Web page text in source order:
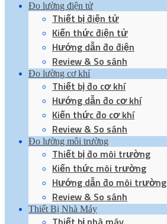
Đo lường điện tử
Thiết bị điện tử
Kiến thức điện tử
Hướng dẫn đo điện
Review & So sánh
Đo lường cơ khí
Thiết bị đo cơ khí
Hướng dẫn đo cơ khí
Kiến thức đo cơ khí
Review & So sánh
Đo lường môi trường
Thiết bị đo môi trường
Kiến thức môi trường
Hướng dẫn đo môi trường
Review & So sánh
Thiết Bị Nhà Máy